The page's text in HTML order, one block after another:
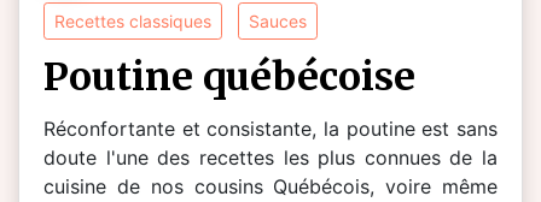
recettes classiques sauces
poutine québécoise
Réconfortante et consistante, la poutine est sans
doute l'une des recettes les plus connues de la
cuisine de nos cousins Québécois, voire même